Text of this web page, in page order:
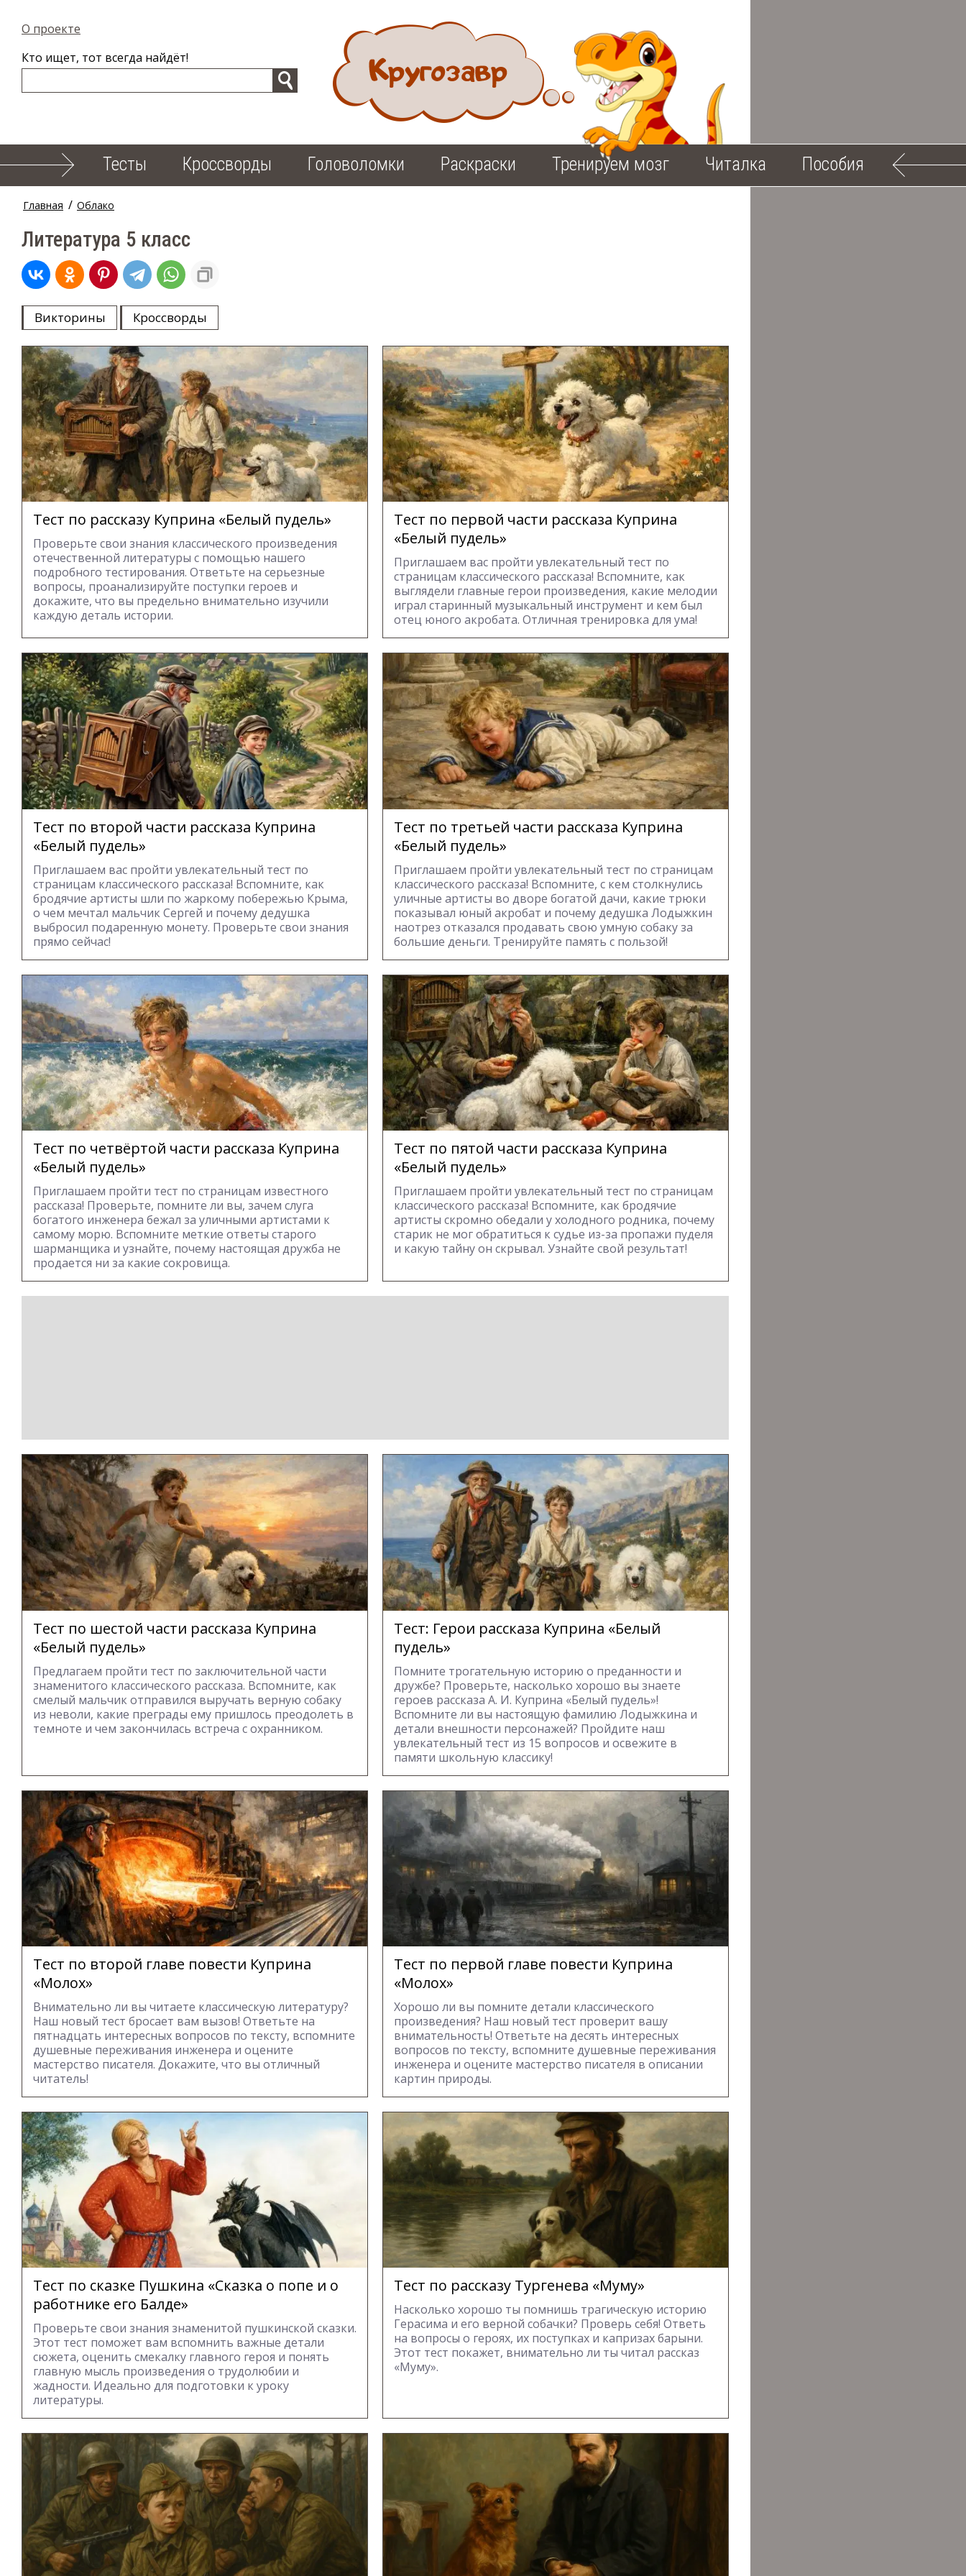
О проекте
Кто ищет, тот всегда найдёт!
Тесты Кроссворды Головоломки Раскраски Тренируем мозг Читалка Пособия
Главная / Облако
Литература 5 класс
Викторины Кроссворды
Тест по рассказу Куприна «Белый пудель»
Проверьте свои знания классического произведения
отечественной литературы с помощью нашего
подробного тестирования. Ответьте на серьезные
вопросы, проанализируйте поступки героев и
докажите, что вы предельно внимательно изучили
каждую деталь истории.
Тест по первой части рассказа Куприна
«Белый пудель»
Приглашаем вас пройти увлекательный тест по
страницам классического рассказа! Вспомните, как
выглядели главные герои произведения, какие мелодии
играл старинный музыкальный инструмент и кем был
отец юного акробата. Отличная тренировка для ума!
Тест по второй части рассказа Куприна
«Белый пудель»
Приглашаем вас пройти увлекательный тест по
страницам классического рассказа! Вспомните, как
бродячие артисты шли по жаркому побережью Крыма,
о чем мечтал мальчик Сергей и почему дедушка
выбросил подаренную монету. Проверьте свои знания
прямо сейчас!
Тест по третьей части рассказа Куприна
«Белый пудель»
Приглашаем пройти увлекательный тест по страницам
классического рассказа! Вспомните, с кем столкнулись
уличные артисты во дворе богатой дачи, какие трюки
показывал юный акробат и почему дедушка Лодыжкин
наотрез отказался продавать свою умную собаку за
большие деньги. Тренируйте память с пользой!
Тест по четвёртой части рассказа Куприна
«Белый пудель»
Приглашаем пройти тест по страницам известного
рассказа! Проверьте, помните ли вы, зачем слуга
богатого инженера бежал за уличными артистами к
самому морю. Вспомните меткие ответы старого
шарманщика и узнайте, почему настоящая дружба не
продается ни за какие сокровища.
Тест по пятой части рассказа Куприна
«Белый пудель»
Приглашаем пройти увлекательный тест по страницам
классического рассказа! Вспомните, как бродячие
артисты скромно обедали у холодного родника, почему
старик не мог обратиться к судье из-за пропажи пуделя
и какую тайну он скрывал. Узнайте свой результат!
Тест по шестой части рассказа Куприна
«Белый пудель»
Предлагаем пройти тест по заключительной части
знаменитого классического рассказа. Вспомните, как
смелый мальчик отправился выручать верную собаку
из неволи, какие преграды ему пришлось преодолеть в
темноте и чем закончилась встреча с охранником.
Тест: Герои рассказа Куприна «Белый
пудель»
Помните трогательную историю о преданности и
дружбе? Проверьте, насколько хорошо вы знаете
героев рассказа А. И. Куприна «Белый пудель»!
Вспомните ли вы настоящую фамилию Лодыжкина и
детали внешности персонажей? Пройдите наш
увлекательный тест из 15 вопросов и освежите в
памяти школьную классику!
Тест по второй главе повести Куприна
«Молох»
Внимательно ли вы читаете классическую литературу?
Наш новый тест бросает вам вызов! Ответьте на
пятнадцать интересных вопросов по тексту, вспомните
душевные переживания инженера и оцените
мастерство писателя. Докажите, что вы отличный
читатель!
Тест по первой главе повести Куприна
«Молох»
Хорошо ли вы помните детали классического
произведения? Наш новый тест проверит вашу
внимательность! Ответьте на десять интересных
вопросов по тексту, вспомните душевные переживания
инженера и оцените мастерство писателя в описании
картин природы.
Тест по сказке Пушкина «Сказка о попе и о
работнике его Балде»
Проверьте свои знания знаменитой пушкинской сказки.
Этот тест поможет вам вспомнить важные детали
сюжета, оценить смекалку главного героя и понять
главную мысль произведения о трудолюбии и
жадности. Идеально для подготовки к уроку
литературы.
Тест по рассказу Тургенева «Муму»
Насколько хорошо ты помнишь трагическую историю
Герасима и его верной собачки? Проверь себя! Ответь
на вопросы о героях, их поступках и капризах барыни.
Этот тест покажет, внимательно ли ты читал рассказ
«Муму».